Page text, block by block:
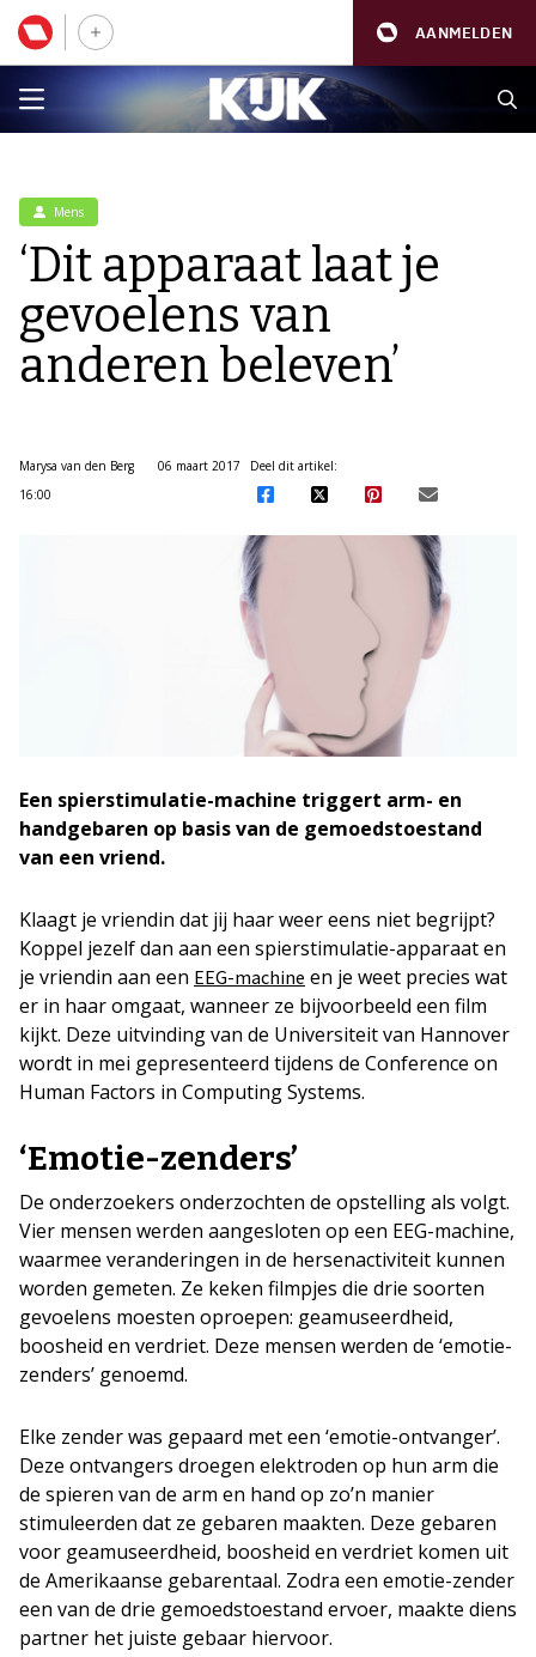
AANMELDEN
Mens
‘Dit apparaat laat je
gevoelens van
anderen beleven’
Marysa van den Berg
06 maart 2017
16:00
Deel dit artikel:
Een spierstimulatie-machine triggert arm- en
handgebaren op basis van de gemoedstoestand
van een vriend.
Klaagt je vriendin dat jij haar weer eens niet begrijpt?
Koppel jezelf dan aan een spierstimulatie-apparaat en
je vriendin aan een EEG-machine en je weet precies wat
er in haar omgaat, wanneer ze bijvoorbeeld een film
kijkt. Deze uitvinding van de Universiteit van Hannover
wordt in mei gepresenteerd tijdens de Conference on
Human Factors in Computing Systems.
‘Emotie-zenders’
De onderzoekers onderzochten de opstelling als volgt.
Vier mensen werden aangesloten op een EEG-machine,
waarmee veranderingen in de hersenactiviteit kunnen
worden gemeten. Ze keken filmpjes die drie soorten
gevoelens moesten oproepen: geamuseerdheid,
boosheid en verdriet. Deze mensen werden de ‘emotie-
zenders’ genoemd.
Elke zender was gepaard met een ‘emotie-ontvanger’.
Deze ontvangers droegen elektroden op hun arm die
de spieren van de arm en hand op zo’n manier
stimuleerden dat ze gebaren maakten. Deze gebaren
voor geamuseerdheid, boosheid en verdriet komen uit
de Amerikaanse gebarentaal. Zodra een emotie-zender
een van de drie gemoedstoestand ervoer, maakte diens
partner het juiste gebaar hiervoor.